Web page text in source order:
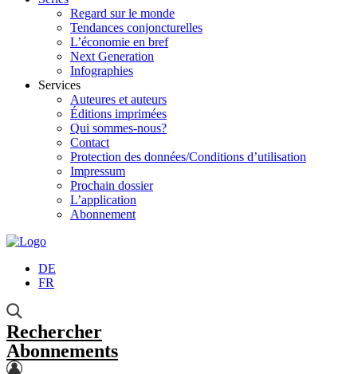
Regard sur le monde
Tendances conjoncturelles
L’économie en bref
Next Generation
Infographies
Services
Auteures et auteurs
Éditions imprimées
Qui sommes-nous?
Contact
Protection des données/Conditions d’utilisation
Impressum
Prochain dossier
L’application
Abonnement
DE
FR
Rechercher
Abonnements